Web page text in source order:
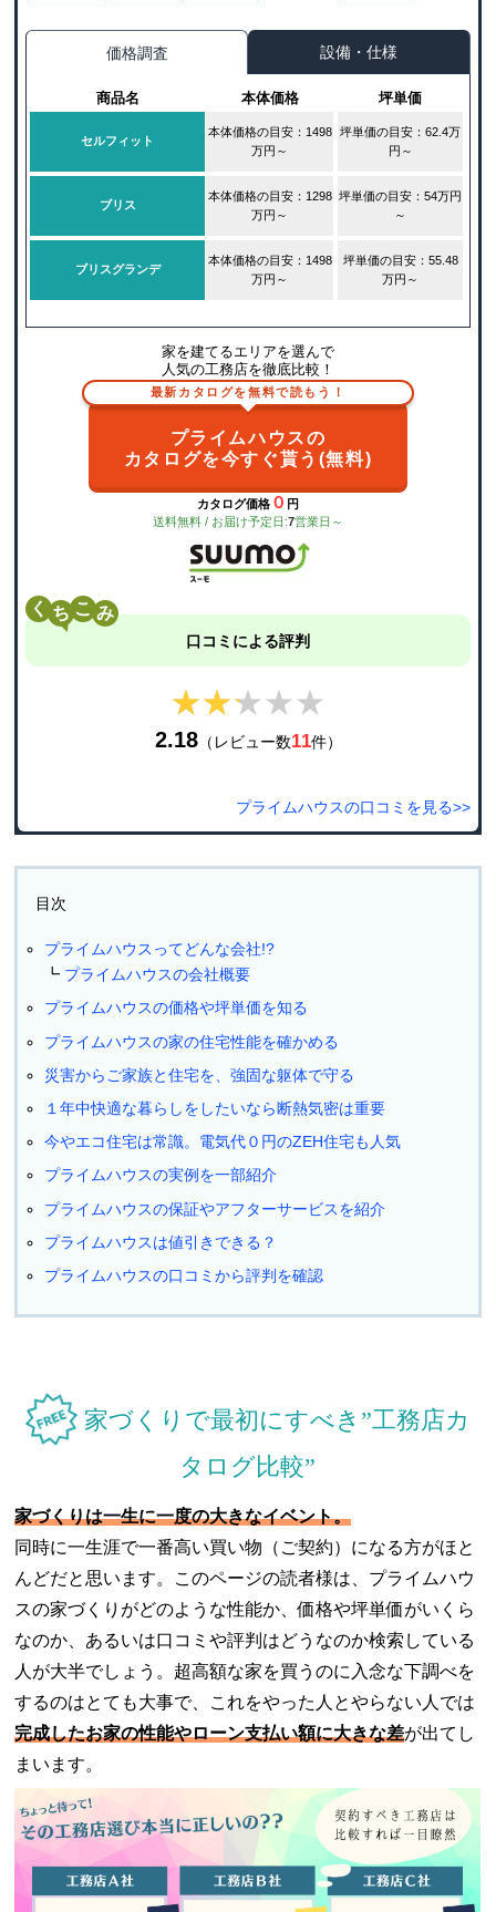
価格調査 設備・仕様
商品名 本体価格 坪単価
セルフィット
本体価格の目安：1498
万円～
坪単価の目安：62.4万
円～
ブリス
本体価格の目安：1298
万円～
坪単価の目安：54万円
～
ブリスグランデ
本体価格の目安：1498
万円～
坪単価の目安：55.48
万円～
家を建てるエリアを選んで
人気の工務店を徹底比較！
最新カタログを無料で読もう！
プライムハウスの
カタログを今すぐ貰う(無料)
カタログ価格 ０ 円
送料無料 / お届け予定日:7営業日～
く こ
口コミによる評判
★★★★★
★★★★★
2.18（レビュー数11件）
プライムハウスの口コミを見る>>
目次
プライムハウスってどんな会社!?
プライムハウスの会社概要
プライムハウスの価格や坪単価を知る
プライムハウスの家の住宅性能を確かめる
災害からご家族と住宅を、強固な躯体で守る
１年中快適な暮らしをしたいなら断熱気密は重要
今やエコ住宅は常識。電気代０円のZEH住宅も人気
プライムハウスの実例を一部紹介
プライムハウスの保証やアフターサービスを紹介
プライムハウスは値引きできる？
プライムハウスの口コミから評判を確認